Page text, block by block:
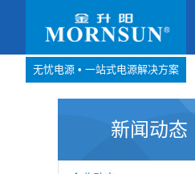
无忧电源 • 一站式电源解决方案
网站地图
Website map
新闻动态